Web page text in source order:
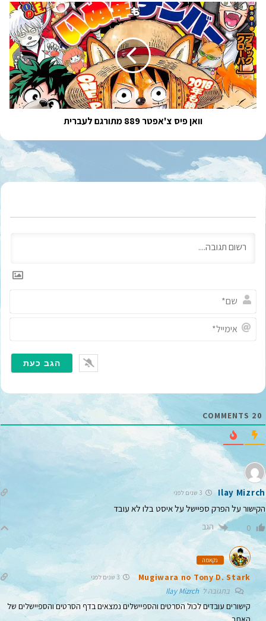
וואן
פיס
צ'אפטר
889
מתורגם
לעברית
וואן פיס צ'אפטר 889 מתורגם לעברית
ם
*א
י
ל
*
20
Ilay Mizrch
הקישור על הפרק ספיישל על איסט בלו לא עובד
0 הגב
נקאמה
Mugiwara no Tony D. Stark 3 שנים לפני
בתגובה לIlay Mizrch
קישורים עובדים לכול הסרטים והספיישלים נמצאים בדף הסרטים והספיישלים של